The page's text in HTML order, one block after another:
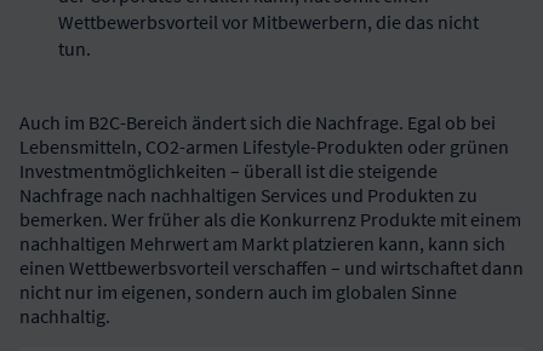
Wettbewerbsvorteil vor Mitbewerbern, die das nicht
tun.
Auch im B2C-Bereich ändert sich die Nachfrage. Egal ob bei
Lebensmitteln, CO2-armen Lifestyle-Produkten oder grünen
Investmentmöglichkeiten – überall ist die steigende
Nachfrage nach nachhaltigen Services und Produkten zu
bemerken. Wer früher als die Konkurrenz Produkte mit einem
nachhaltigen Mehrwert am Markt platzieren kann, kann sich
einen Wettbewerbsvorteil verschaffen – und wirtschaftet dann
nicht nur im eigenen, sondern auch im globalen Sinne
nachhaltig.